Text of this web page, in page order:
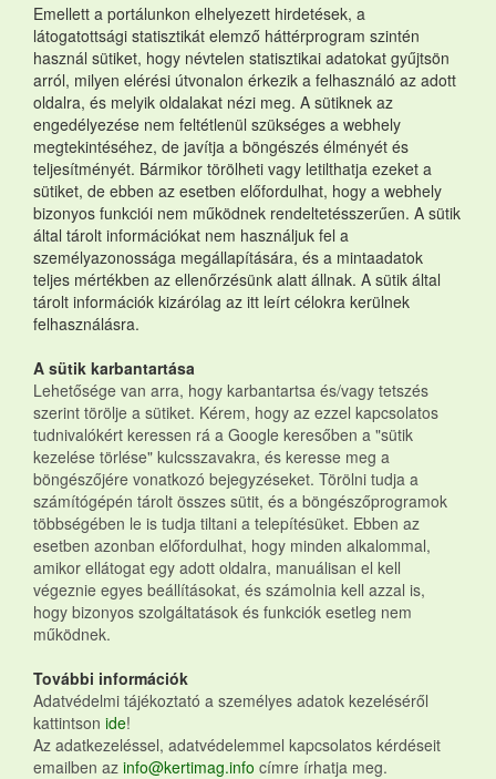
Emellett a portálunkon elhelyezett hirdetések, a
látogatottsági statisztikát elemző háttérprogram szintén
használ sütiket, hogy névtelen statisztikai adatokat gyűjtsön
arról, milyen elérési útvonalon érkezik a felhasználó az adott
oldalra, és melyik oldalakat nézi meg. A sütiknek az
engedélyezése nem feltétlenül szükséges a webhely
megtekintéséhez, de javítja a böngészés élményét és
teljesítményét. Bármikor törölheti vagy letilthatja ezeket a
sütiket, de ebben az esetben előfordulhat, hogy a webhely
bizonyos funkciói nem működnek rendeltetésszerűen. A sütik
által tárolt információkat nem használjuk fel a
személyazonossága megállapítására, és a mintaadatok
teljes mértékben az ellenőrzésünk alatt állnak. A sütik által
tárolt információk kizárólag az itt leírt célokra kerülnek
felhasználásra.
A sütik karbantartása
Lehetősége van arra, hogy karbantartsa és/vagy tetszés
szerint törölje a sütiket. Kérem, hogy az ezzel kapcsolatos
tudnivalókért keressen rá a Google keresőben a "sütik
kezelése törlése" kulcsszavakra, és keresse meg a
böngészőjére vonatkozó bejegyzéseket. Törölni tudja a
számítógépén tárolt összes sütit, és a böngészőprogramok
többségében le is tudja tiltani a telepítésüket. Ebben az
esetben azonban előfordulhat, hogy minden alkalommal,
amikor ellátogat egy adott oldalra, manuálisan el kell
végeznie egyes beállításokat, és számolnia kell azzal is,
hogy bizonyos szolgáltatások és funkciók esetleg nem
működnek.
További információk
Adatvédelmi tájékoztató a személyes adatok kezeléséről
kattintson ide!
Az adatkezeléssel, adatvédelemmel kapcsolatos kérdéseit
emailben az info@kertimag.info címre írhatja meg.